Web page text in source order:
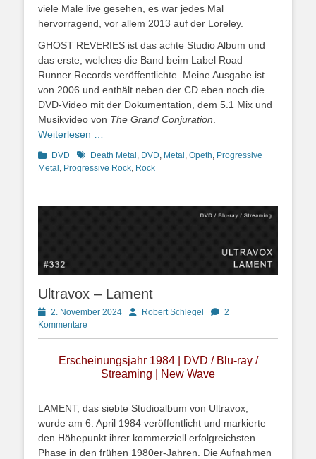
viele Male live gesehen, es war jedes Mal
hervorragend, vor allem 2013 auf der Loreley.
GHOST REVERIES ist das achte Studio Album und
das erste, welches die Band beim Label Road
Runner Records veröffentlichte. Meine Ausgabe ist
von 2006 und enthält neben der CD eben noch die
DVD-Video mit der Dokumentation, dem 5.1 Mix und
Musikvideo von The Grand Conjuration
Weiterlesen …
Kategorien
DVD Schlagworte
Death Metal, DVD, Metal, Opeth, Progressive
Metal, Progressive Rock, Rock
Ultravox – Lament
Posted
on
2. November 2024 AutorRobert Schlegel
2
Kommentare
Erscheinungsjahr 1984 | DVD / Blu-ray /
Streaming | New Wave
LAMENT, das siebte Studioalbum von Ultravox,
wurde am 6. April 1984 veröffentlicht und markierte
den Höhepunkt ihrer kommerziell erfolgreichsten
Phase in den frühen 1980er-Jahren. Die Aufnahmen